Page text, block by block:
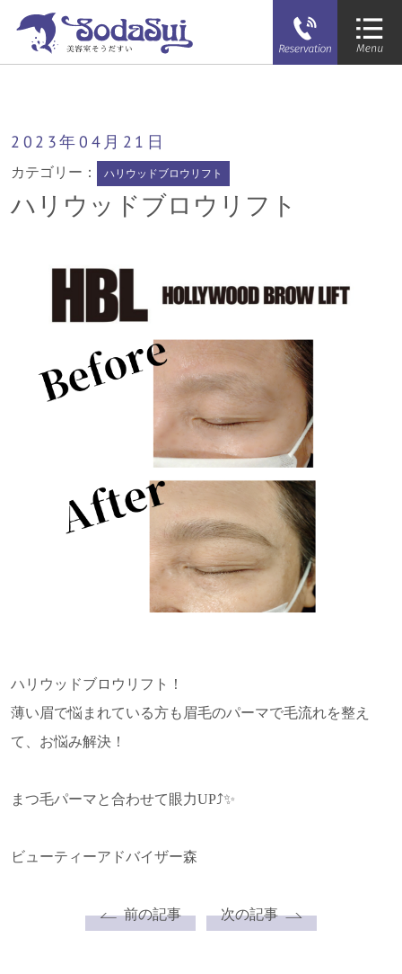
2023年04月 21日
カテゴリー： ハリウッドブロウリフト
ハリウッドブロウリフト
ハリウッドブロウリフト！
薄い眉で悩まれている方も眉毛のパーマで毛流れを整え
て、お悩み解決！
まつ毛パーマと合わせて眼力UP⤴✨
ビューティーアドバイザー森
前の記事 次の記事